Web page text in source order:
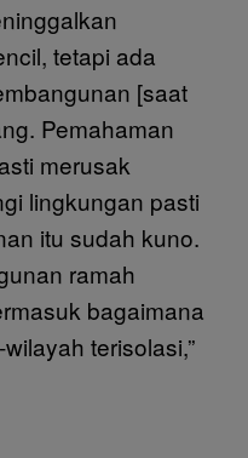
tetapi ada
[saat
Pemahaman
merusak
lingkungan pasti
itu sudah kuno.
ramah
bagaimana
terisolasi,”